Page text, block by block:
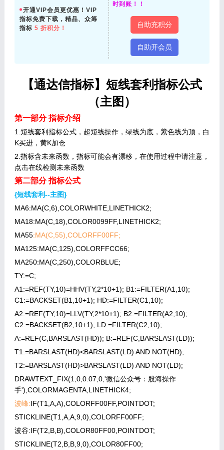
开通VIP会员更优惠！VIP
指标免费下载，精品、众筹
指标 5 折积分！
时到账！！
自助充积分
自助开会员
【通达信指标】短线套利指标公式
（主图）
第一部分 指标介绍
1.短线套利指标公式，超短线操作，绿线为底，紫色线为顶，白
K买进，黄K加仓
2.指标含未来函数，指标可能会有漂移，在使用过程中请注意，
点击在线检测未来函数
第二部分 指标公式
{短线套利--主图}
MA6:MA(C,6),COLORWHITE,LINETHICK2;
MA18:MA(C,18),COLOR0099FF,LINETHICK2;
MA55:MA(C,55),COLORFF00FF;
MA125:MA(C,125),COLORFFCC66;
MA250:MA(C,250),COLORBLUE;
TY:=C;
A1:=REF(TY,10)=HHV(TY,2*10+1); B1:=FILTER(A1,10);
C1:=BACKSET(B1,10+1); HD:=FILTER(C1,10);
A2:=REF(TY,10)=LLV(TY,2*10+1); B2:=FILTER(A2,10);
C2:=BACKSET(B2,10+1); LD:=FILTER(C2,10);
A:=REF(C,BARSLAST(HD)); B:=REF(C,BARSLAST(LD));
T1:=BARSLAST(HD)<BARSLAST(LD) AND NOT(HD);
T2:=BARSLAST(HD)>BARSLAST(LD) AND NOT(LD);
DRAWTEXT_FIX(1,0,0.07,0,'微信公众号：股海操作
手'),COLORMAGENTA,LINETHICK4;
波峰:IF(T1,A,A),COLORFF00FF,POINTDOT;
STICKLINE(T1,A,A,9,0),COLORFF00FF;
波谷:IF(T2,B,B),COLOR80FF00,POINTDOT;
STICKLINE(T2,B,B,9,0),COLOR80FF00;